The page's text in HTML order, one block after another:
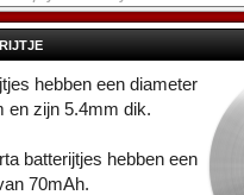
hebben een diameter
en zijn 5.4mm dik.
batterijtjes hebben een
70mAh.